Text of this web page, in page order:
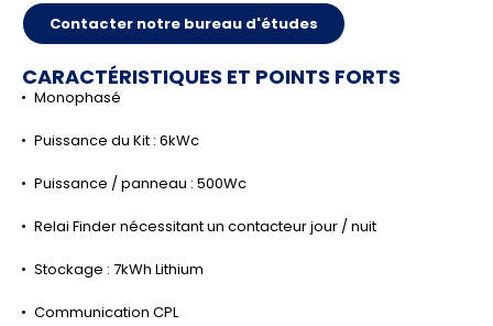
Contacter notre bureau d'études
CARACTÉRISTIQUES ET POINTS FORTS
Monophasé
Puissance du Kit : 6kWc
Puissance / panneau : 500Wc
Relai Finder nécessitant un contacteur jour / nuit
Stockage : 7kWh Lithium
Communication CPL